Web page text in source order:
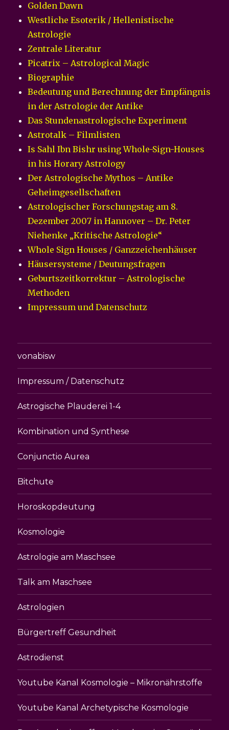
Golden Dawn
Westliche Esoterik / Hellenistische
Astrologie
Zentrale Literatur
Picatrix – Astrological Magic
Biographie
Bedeutung und Berechnung der Empfängnis
in der Astrologie der Antike
Das Stundenastrologische Experiment
Astrotalk – Filmlisten
Is Sahl Ibn Bishr using Whole-Sign-Houses
in his Horary Astrology
Der Astrologische Mythos – Antike
Geheimgesellschaften
Astrologischer Forschungstag am 8.
Dezember 2007 in Hannover – Dr. Peter
Niehenke „Kritische Astrologie“
Whole Sign Houses / Ganzzeichenhäuser
Häusersysteme / Deutungsfragen
Geburtszeitkorrektur – Astrologische
Methoden
Impressum und Datenschutz
vonabisw
Impressum / Datenschutz
Astrogische Plauderei 1-4
Kombination und Synthese
Conjunctio Aurea
Bitchute
Horoskopdeutung
Kosmologie
Astrologie am Maschsee
Talk am Maschsee
Astrologien
Bürgertreff Gesundheit
Astrodienst
Youtube Kanal Kosmologie – Mikronährstoffe
Youtube Kanal Archetypische Kosmologie